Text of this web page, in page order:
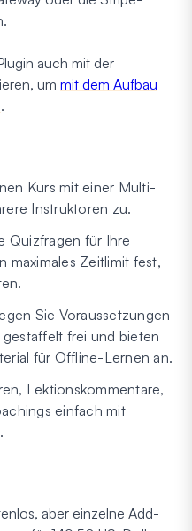
auch mit der
um mit dem Aufbau
.
Kurs mit einer Multi-
Instruktoren zu.
Quizfragen für Ihre
maximales Zeitlimit fest,
Sie Voraussetzungen
frei und bieten
für Offline-Lernen an.
Lektionskommentare,
einfach mit
aber einzelne Add-